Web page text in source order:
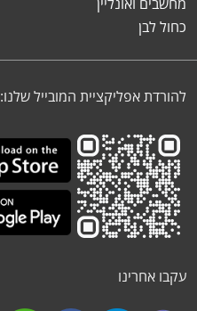
כחול לבן
להורדת אפליקציית המובייל שלנו:
עקבו אחרינו